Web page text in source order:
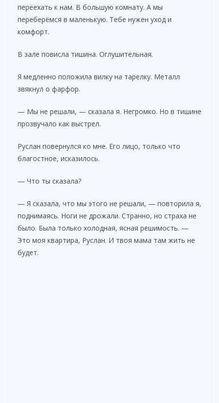
переехать к нам. В большую комнату. А мы
переберёмся в маленькую. Тебе нужен уход и
комфорт.
В зале повисла тишина. Оглушительная.
Я медленно положила вилку на тарелку. Металл
звякнул о фарфор.
— Мы не решали, — сказала я. Негромко. Но в тишине
прозвучало как выстрел.
Руслан повернулся ко мне. Его лицо, только что
благостное, исказилось.
— Что ты сказала?
— Я сказала, что мы этого не решали, — повторила я,
поднимаясь. Ноги не дрожали. Странно, но страха не
было. Была только холодная, ясная решимость. —
Это моя квартира, Руслан. И твоя мама там жить не
будет.